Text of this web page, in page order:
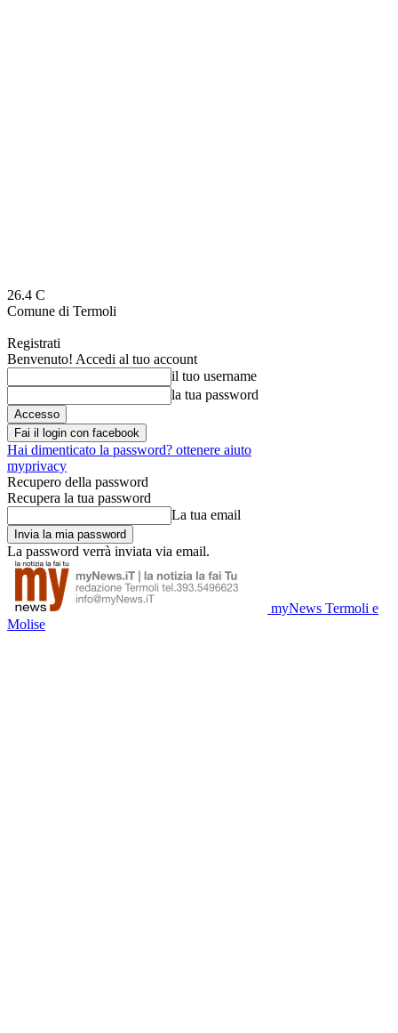
26.4 C
Comune di Termoli
Registrati
Benvenuto! Accedi al tuo account
il tuo username
la tua password
Fai il login con facebook
Hai dimenticato la password? ottenere aiuto
myprivacy
Recupero della password
Recupera la tua password
La tua email
La password verrà inviata via email.
myNews Termoli e
Molise